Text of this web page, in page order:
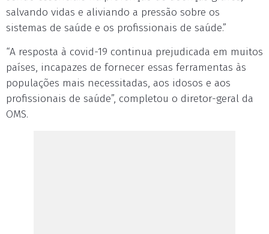
salvando vidas e aliviando a pressão sobre os
sistemas de saúde e os profissionais de saúde.”
“A resposta à covid-19 continua prejudicada em muitos
países, incapazes de fornecer essas ferramentas às
populações mais necessitadas, aos idosos e aos
profissionais de saúde”, completou o diretor-geral da
OMS.